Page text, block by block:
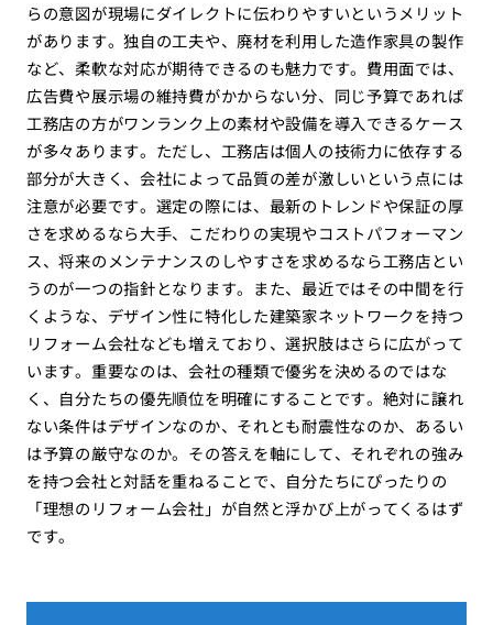
らの意図が現場にダイレクトに伝わりやすいというメリット
があります。独自の工夫や、廃材を利用した造作家具の製作
など、柔軟な対応が期待できるのも魅力です。費用面では、
広告費や展示場の維持費がかからない分、同じ予算であれば
工務店の方がワンランク上の素材や設備を導入できるケース
が多々あります。ただし、工務店は個人の技術力に依存する
部分が大きく、会社によって品質の差が激しいという点には
注意が必要です。選定の際には、最新のトレンドや保証の厚
さを求めるなら大手、こだわりの実現やコストパフォーマン
ス、将来のメンテナンスのしやすさを求めるなら工務店とい
うのが一つの指針となります。また、最近ではその中間を行
くような、デザイン性に特化した建築家ネットワークを持つ
リフォーム会社なども増えており、選択肢はさらに広がって
います。重要なのは、会社の種類で優劣を決めるのではな
く、自分たちの優先順位を明確にすることです。絶対に譲れ
ない条件はデザインなのか、それとも耐震性なのか、あるい
は予算の厳守なのか。その答えを軸にして、それぞれの強み
を持つ会社と対話を重ねることで、自分たちにぴったりの
「理想のリフォーム会社」が自然と浮かび上がってくるはず
です。